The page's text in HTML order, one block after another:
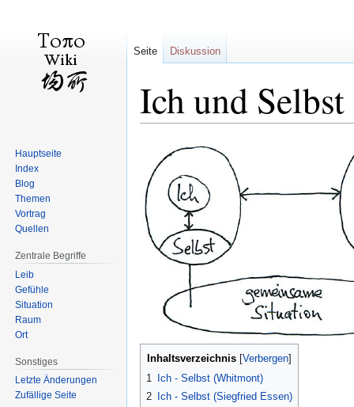
Ich und Selbst
Navigation
springen
Suche
springen
Inhaltsverzeichnis
1
Ich - Selbst (Whitmont)
2
Ich - Selbst (Siegfried Essen)
Seite Diskussion
Hauptseite
Index
Blog
Themen
Vortrag
Quellen
Zentrale Begriffe
Leib
Gefühle
Situation
Raum
Ort
Sonstiges
Letzte Änderungen
Zufällige Seite